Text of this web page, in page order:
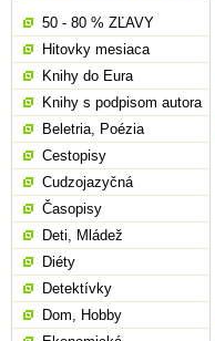
50 - 80 % ZĽAVY
Hitovky mesiaca
Knihy do Eura
Knihy s podpisom autora
Beletria, Poézia
Cestopisy
Cudzojazyčná
Časopisy
Deti, Mládež
Diéty
Detektívky
Dom, Hobby